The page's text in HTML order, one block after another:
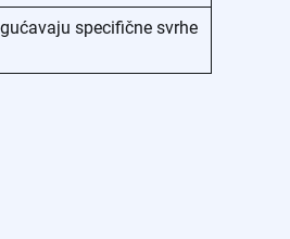
specifične svrhe